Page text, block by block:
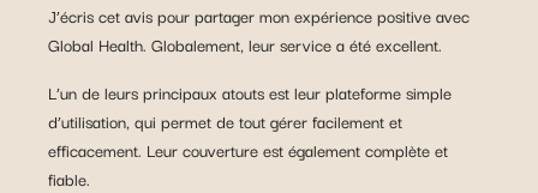
J’écris cet avis pour partager mon expérience positive avec
Global Health. Globalement, leur service a été excellent.
L’un de leurs principaux atouts est leur plateforme simple
d’utilisation, qui permet de tout gérer facilement et
efficacement. Leur couverture est également complète et
fiable.